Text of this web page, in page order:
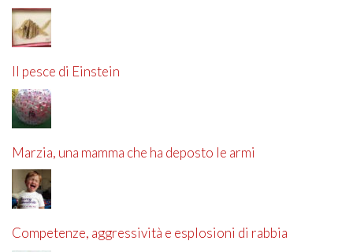
Il pesce di Einstein
Marzia, una mamma che ha deposto le armi
Competenze, aggressività e esplosioni di rabbia